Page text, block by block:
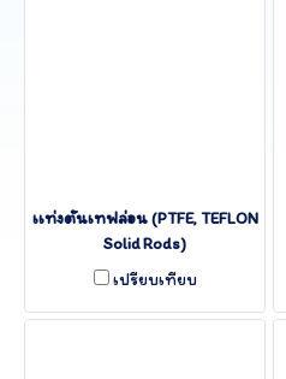
เเท่งตันเทฟล่อน (PTFE, TEFLON
Solid Rods)
เปรียบเทียบ